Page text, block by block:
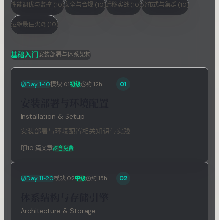
性能调优与监控 (10)安全与合规 (10)迁移实战 (10)分布式与集群 (10)
运维最佳实践 (10)
基础入门安装部署与体系架构
Day 1-10模块 01初级 约 12h 01
Installation & Setup
安装部署与环境配置相关知识与实践
10 篇文章 含免费
Day 11-20模块 02中级 约 15h 02
Architecture & Storage